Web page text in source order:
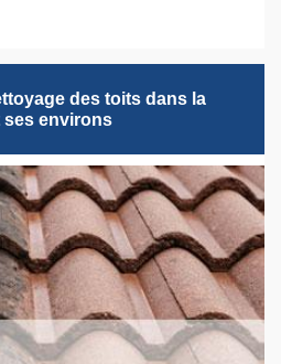
des toits dans la
ses environs